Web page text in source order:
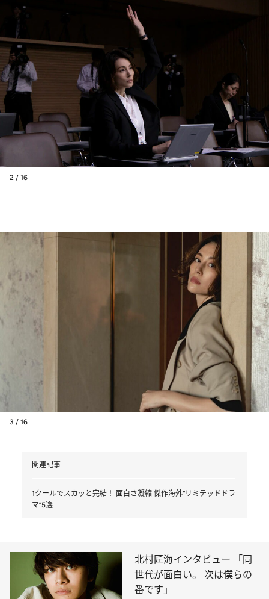
2 / 16
3 / 16
関連記事
1クールでスカッと完結！ 面白さ凝縮 傑作海外“リミテッドドラ
マ”5選
北村匠海インタビュー 「同
世代が面白い。 次は僕らの
番です」